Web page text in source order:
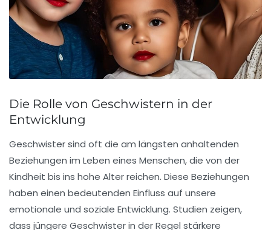
Die Rolle von Geschwistern in der
Entwicklung
Geschwister sind oft die am längsten anhaltenden
Beziehungen im Leben eines Menschen, die von der
Kindheit bis ins hohe Alterreichen. Diese Beziehungen
haben einen bedeutenden Einfluss auf unsere
emotionale und soziale Entwicklung. Studien zeigen,
dass jüngere Geschwisterin der Regel stärkere